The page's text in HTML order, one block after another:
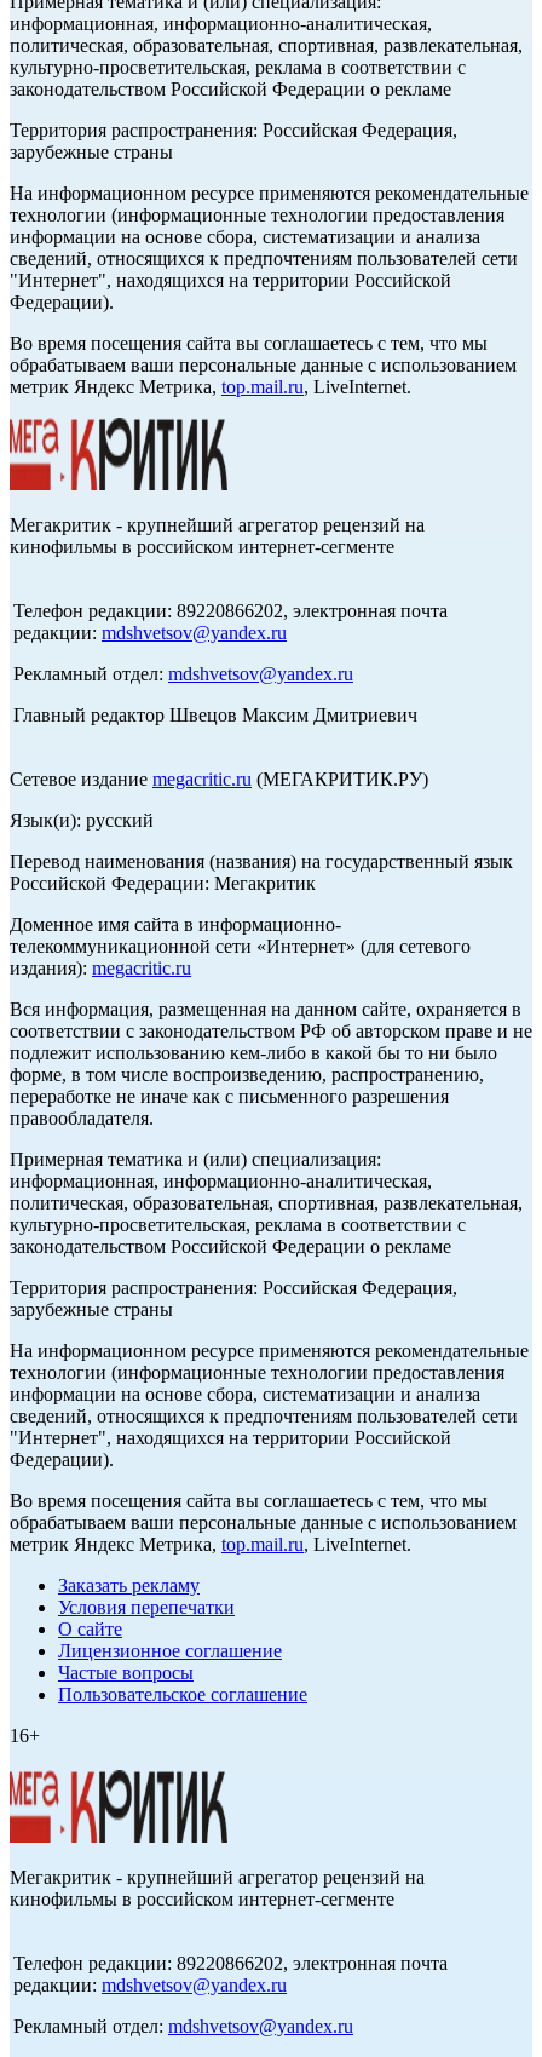
информационная, информационно-аналитическая,
политическая, образовательная, спортивная, развлекательная,
культурно-просветительская, реклама в соответствии с
законодательством Российской Федерации о рекламе
Территория распространения: Российская Федерация,
зарубежные страны
На информационном ресурсе применяются рекомендательные
технологии (информационные технологии предоставления
информации на основе сбора, систематизации и анализа
сведений, относящихся к предпочтениям пользователей сети
"Интернет", находящихся на территории Российской
Федерации).
Во время посещения сайта вы соглашаетесь с тем, что мы
обрабатываем ваши персональные данные с использованием
метрик Яндекс Метрика, top.mail.ru, LiveInternet.
Мегакритик - крупнейший агрегатор рецензий на
кинофильмы в российском интернет-сегменте
Телефон редакции: 89220866202, электронная почта
редакции: mdshvetsov@yandex.ru
Рекламный отдел: mdshvetsov@yandex.ru
Главный редактор Швецов Максим Дмитриевич
Сетевое издание megacritic.ru (МЕГАКРИТИК.РУ)
Язык(и): русский
Перевод наименования (названия) на государственный язык
Российской Федерации: Мегакритик
Доменное имя сайта в информационно-
телекоммуникационной сети «Интернет» (для сетевого
издания): megacritic.ru
Вся информация, размещенная на данном сайте, охраняется в
соответствии с законодательством РФ об авторском праве и не
подлежит использованию кем-либо в какой бы то ни было
форме, в том числе воспроизведению, распространению,
переработке не иначе как с письменного разрешения
правообладателя.
Примерная тематика и (или) специализация:
информационная, информационно-аналитическая,
политическая, образовательная, спортивная, развлекательная,
культурно-просветительская, реклама в соответствии с
законодательством Российской Федерации о рекламе
Территория распространения: Российская Федерация,
зарубежные страны
На информационном ресурсе применяются рекомендательные
технологии (информационные технологии предоставления
информации на основе сбора, систематизации и анализа
сведений, относящихся к предпочтениям пользователей сети
"Интернет", находящихся на территории Российской
Федерации).
Во время посещения сайта вы соглашаетесь с тем, что мы
обрабатываем ваши персональные данные с использованием
метрик Яндекс Метрика, top.mail.ru, LiveInternet.
Заказать рекламу
Условия перепечатки
О сайте
Лицензионное соглашение
Частые вопросы
Пользовательское соглашение
16+
Мегакритик - крупнейший агрегатор рецензий на
кинофильмы в российском интернет-сегменте
Телефон редакции: 89220866202, электронная почта
редакции: mdshvetsov@yandex.ru
Рекламный отдел: mdshvetsov@yandex.ru